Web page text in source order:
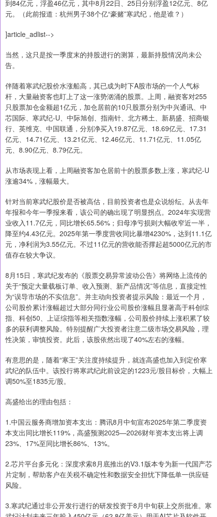
到84亿元，浮盈46亿元，其中8月22日、25日分别浮盈12亿元、8亿
元。（此前报道：杭州男子38个亿“豪赌”寒武纪，他是谁？）
]article_adlist-->
当然，这只是按一季度末的持股进行的测算，最新持股情况尚未公
告。
伴随着寒武纪股价水涨船高，其已成为时下A股市场的一个人气标
杆，大量融资客也盯上了这一涨势汹涌的股票。上周，融资客对255
只股票加仓金额超1亿元，加仓居前的10只股票分别为中兴通讯、中
芯国际、寒武纪-U、中际旭创、指南针、北方稀土、新易盛、招商银
行、英维克、中国联通，分别净买入19.87亿元、18.69亿元、17.31
亿元、14.71亿元、13.21亿元、12.46亿元、11.71亿元、11.05亿
元、8.90亿元、8.79亿元。
从市场表现上看，上周融资客加仓居前十的股票多数上涨，寒武纪-U
涨逾34%，涨幅最大。
针对当前寒武纪股价是否被高估，目前投资者也是众说纷纭。从去年
年报和今年一季报来看，该公司的确出现了明显拐点。2024年实现营
业收入11.7亿元，同比增长65.56%；归母净亏损则大幅收窄近一半，
降至约4.43亿元。2025年第一季度营收同比暴增4230%，达到11.1亿
元，净利润为3.55亿元。不过11亿元的营收能否撑起超5000亿元的市
值存在较大争议。
8月15日，寒武纪发布的《股票交易异常波动公告》将网络上流传的
关于“预定大量载板订单、收入预测、新产品情况”等信息，直接定性
为“误导市场的不实信息”。并主动向投资者提示风险：最近一个月，
公司股价累计涨幅超过大部分同行业公司股价涨幅且显著高于科创综
指、科创50、上证综指等相关指数涨幅，公司股价持续上涨积累了较
多的获利调整风险。特别提醒广大投资者注意二级市场交易风险，理
性决策，审慎投资。此后，该股依然出现了40%左右的涨幅。
有意思的是，随着“寒王”关注度持续提升，就连高盛也加入到定价寒
武纪的队伍中。该投行将寒武纪此前设定的1223元/股目标价，大幅上
调50%至1835元/股。
高盛给出的理由包括：
1.中国云服务商增加资本支出：腾讯8月中旬宣布2025年第二季度资
本支出同比增长119%，高盛预测2025—2026财年资本支出将上调
23%、17%至同比增长86%、13%。
2.芯片平台多元化：深度求索8月底推出的V3.1版本专为新一代国产芯
片定制，帮助客户在关税不确定性和数据安全担忧下降低单一供应链
风险。
3.寒武纪通过非公开发行进行的研发投资于8月中旬获上交所批准。寒